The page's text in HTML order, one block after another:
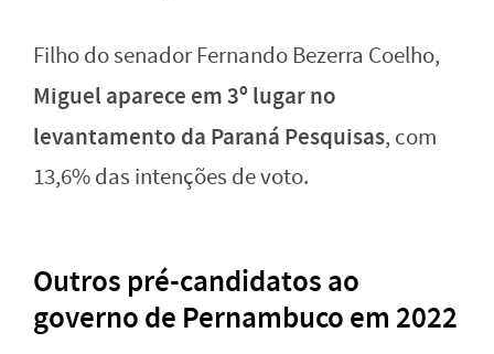
Filho do senador Fernando Bezerra Coelho,
Miguel aparece em 3º lugar no
levantamento da Paraná Pesquisas, com
13,6% das intenções de voto.
Outros pré-candidatos ao
governo de Pernambuco em 2022